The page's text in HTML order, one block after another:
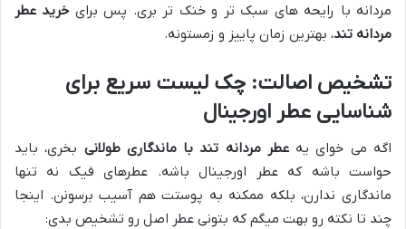
مردانه با رایحه های سبک تر و خنک تر بری. پس برای خرید عطر
مردانه تند، بهترین زمان پاییز و زمستونه.
تشخیص اصالت: چک لیست سریع برای
شناسایی عطر اورجینال
اگه می خوای یهعطر مردانه تند با ماندگاری طولانی بخری، باید
حواست باشه که عطر اورجینال باشه. عطرهای فیک نه تنها
ماندگاری ندارن، بلکه ممکنه به پوستت هم آسیب برسونن. اینجا
چند تا نکته رو بهت میگم که بتونی عطر اصل رو تشخیص بدی: